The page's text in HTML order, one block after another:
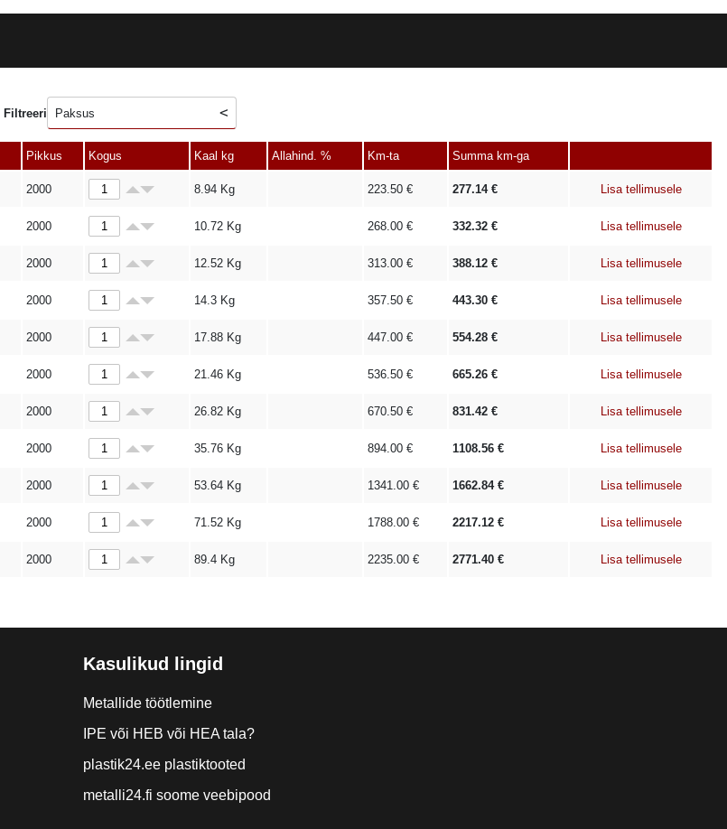
Filtreeri Paksus
Pikkus Kogus Kaal kg Allahind. % Km-ta Summa km-ga
2000 8.94 Kg 223.50 € 277.14€ Lisa tellimusele
2000 10.72 Kg 268.00 € 332.32 € Lisa tellimusele
2000 12.52 Kg 313.00 € 388.12 € Lisa tellimusele
2000 14.3 Kg 357.50 € 443.30 € Lisa tellimusele
2000 17.88 Kg 447.00 € 554.28 € Lisa tellimusele
2000 21.46 Kg 536.50 € 665.26 € Lisa tellimusele
2000 26.82 Kg 670.50 € 831.42 € Lisa tellimusele
2000 35.76 Kg 894.00 € 1108.56 € Lisa tellimusele
2000 53.64 Kg 1341.00 € 1662.84€ Lisa tellimusele
2000 71.52 Kg 1788.00 € 2217.12 € Lisa tellimusele
2000 89.4 Kg 2235.00 € 2771.40 € Lisa tellimusele
Kasulikud lingid
Metallide töötlemine
IPE või HEB või HEA tala?
plastik24.ee plastiktooted
metalli24.fi soome veebipood